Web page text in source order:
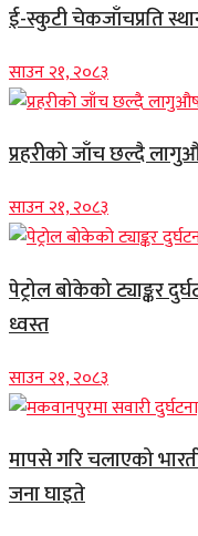
ई-स्कुटी चेकजाँचप्रति
साउन २१, २०८३
प्रहरीको जाँच छल्दै
साउन २१, २०८३
पेट्रोल बोकेको ट्याङ्कर
ध्वस्त
साउन २१, २०८३
मापसे गरि चलाएको
जना घाइते